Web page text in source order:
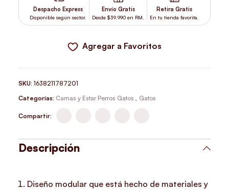
Despacho Express
Disponible según sector.
Envío Gratis
Desde $39.990 en RM.
Retira Gratis
En tu tienda favorita.
Agregar a Favoritos
SKU:1638211787201
Categorías: Camas y Estar Perros Gatos , Gatos
Compartir:
Descripción
Diseño modular que está hecho de materiales y